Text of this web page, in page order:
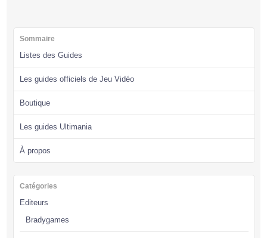
Sommaire
Listes des Guides
Les guides officiels de Jeu Vidéo
Boutique
Les guides Ultimania
À propos
Catégories
Editeurs
Bradygames